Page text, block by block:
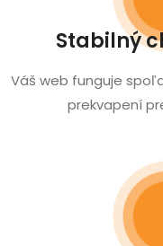
Stabilný
Váš web funguje
prekvapení